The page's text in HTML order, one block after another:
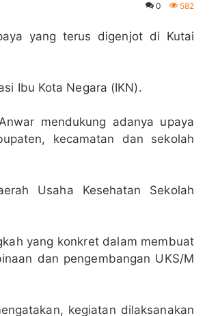
0 582
yang terus digenjot di Kutai
Ibu Kota Negara (IKN).
mendukung adanya upaya
kecamatan dan sekolah
Usaha Kesehatan Sekolah
yang konkret dalam membuat
dan pengembangan UKS/M
kegiatan dilaksanakan